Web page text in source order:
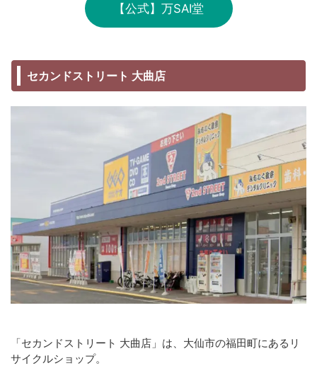
【公式】万SAI堂
セカンドストリート 大曲店
「セカンドストリート 大曲店」は、大仙市の福田町にあるリ
サイクルショップ。